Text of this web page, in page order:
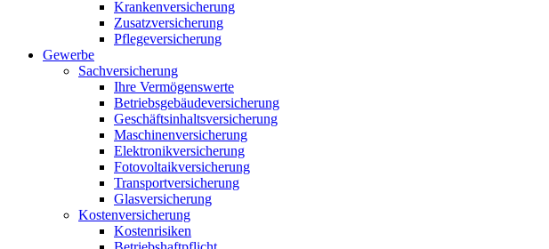
Krankenversicherung
Zusatzversicherung
Pflegeversicherung
Gewerbe
Sachversicherung
Ihre Vermögenswerte
Betriebsgebäudeversicherung
Geschäftsinhaltsversicherung
Maschinenversicherung
Elektronikversicherung
Fotovoltaikversicherung
Transportversicherung
Glasversicherung
Kostenversicherung
Kostenrisiken